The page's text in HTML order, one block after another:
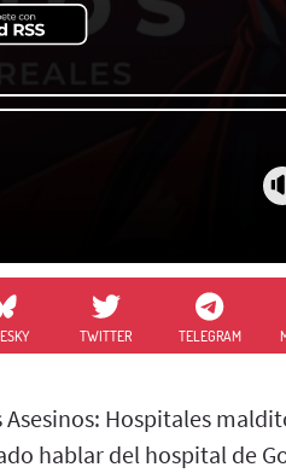
TWITTER TELEGRAM
Hospitales
hablar del hospital de